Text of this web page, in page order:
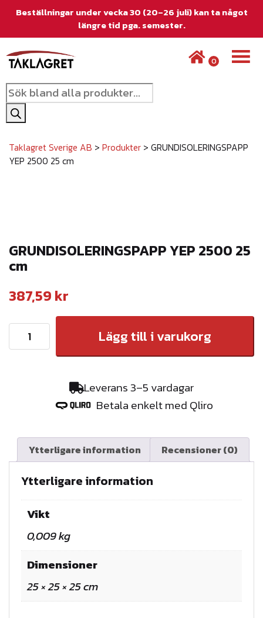
Beställningar under vecka 30 (20–26 juli) kan ta något
längre tid pga. semester.
0
P
r
o
d
u
a
c
h
Taklagret Sverige AB > Produkter > GRUNDISOLERINGSPAPP
YEP 2500 25 cm
GRUNDISOLERINGSPAPP YEP 2500 25
cm
387,59 kr
R
L
Lägg till i varukorg
Leverans 3–5 vardagar
Betala enkelt med Qliro
Ytterligare information Recensioner (0)
Ytterligare information
Vikt
0,009 kg
Dimensioner
25 × 25 × 25 cm